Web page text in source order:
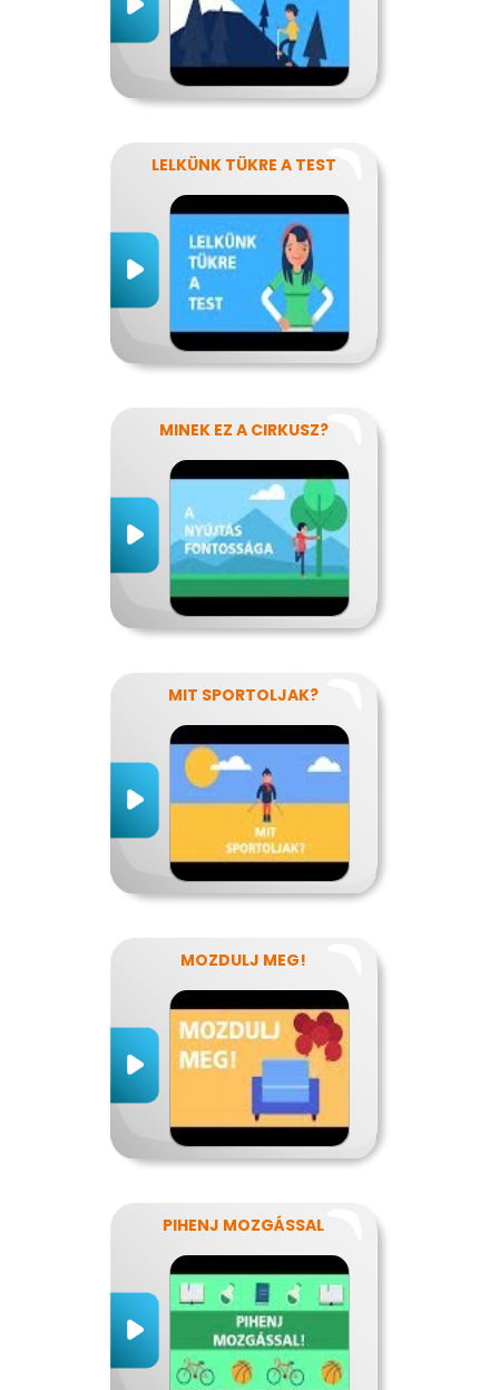
LELKÜNK TÜKRE A TEST
MINEK EZ A CIRKUSZ?
MIT SPORTOLJAK?
MOZDULJ MEG!
PIHENJ MOZGÁSSAL